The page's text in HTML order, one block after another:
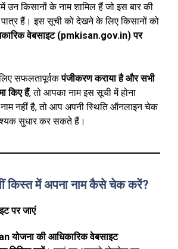
उन किसानों के नाम शामिल हैं जो इस बार की
हैं। इस सूची को देखने के लिए किसानों को
वेबसाइट (pmkisan.gov.in) पर
सफलतापूर्वकपंजीकरण कराया है और सभी
किए हैं, तो आपका नाम इस सूची में होना
नहीं है, तो आप अपनी स्थिति ऑनलाइन चेक
सुधार कर सकते हैं।
किस्त में अपना नाम कैसे चेक करें?
पर जाएं
योजना की आधिकारिक वेबसाइट